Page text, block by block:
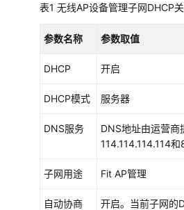
防
墙
心
换
入
换
表1 无线AP设备管理子网DHCP
参数名称 参数取值
DHCP 开启
DHCP模式 服务器
DNS服务
DNS地址由运营商
114.114.114.114和
子网用途 Fit AP管理
自动协商
开启。当前子网的